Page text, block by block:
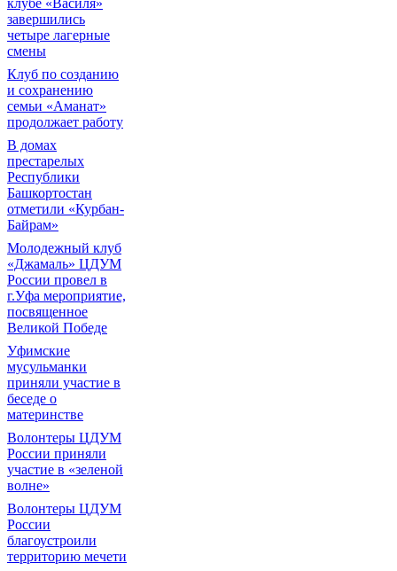
клубе «Василя»
завершились
четыре лагерные
смены
Клуб по созданию
и сохранению
семьи «Аманат»
продолжает работу
В домах
престарелых
Республики
Башкортостан
отметили «Курбан-
Байрам»
Молодежный клуб
«Джамаль» ЦДУМ
России провел в
г.Уфа мероприятие,
посвященное
Великой Победе
Уфимские
мусульманки
приняли участие в
беседе о
материнстве
Волонтеры ЦДУМ
России приняли
участие в «зеленой
волне»
Волонтеры ЦДУМ
России
благоустроили
территорию мечети